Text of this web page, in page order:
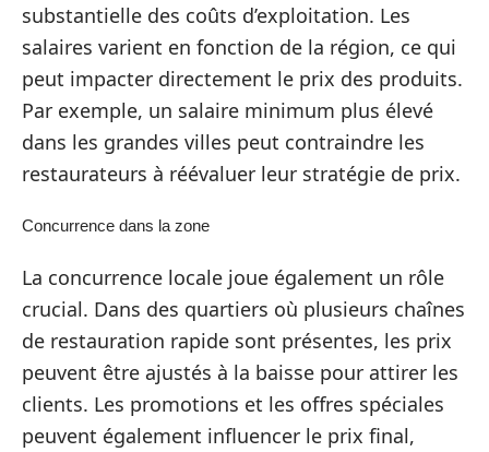
substantielle des coûts d’exploitation. Les
salaires varient en fonction de la région, ce qui
peut impacter directement le prix des produits.
Par exemple, un salaire minimum plus élevé
dans les grandes villes peut contraindre les
restaurateurs à réévaluer leur stratégie de prix.
Concurrence dans la zone
La concurrence locale joue également un rôle
crucial. Dans des quartiers où plusieurs chaînes
de restauration rapide sont présentes, les prix
peuvent être ajustés à la baisse pour attirer les
clients. Les promotions et les offres spéciales
peuvent également influencer le prix final,